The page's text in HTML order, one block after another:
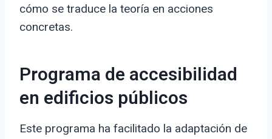
cómo se traduce la teoría en acciones
concretas.
Programa de accesibilidad
en edificios públicos
Este programa ha facilitado la adaptación de